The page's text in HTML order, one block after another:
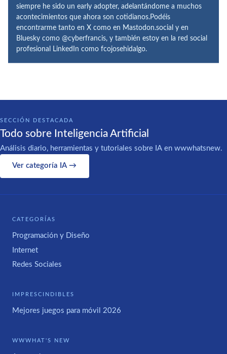
siempre he sido un early adopter, adelantándome a muchos
acontecimientos que ahora son cotidianos.Podéis
encontrarme tanto en X como en Mastodon.social y en
Bluesky como @cyberfrancis, y también estoy en la red social
profesional LinkedIn como fcojosehidalgo.
SECCIÓN DESTACADA
Todo sobre Inteligencia Artificial
Análisis diario, herramientas y tutoriales sobre IA en wwwhatsnew.
Ver categoría IA →
CATEGORÍAS
Programación y Diseño
Internet
Redes Sociales
IMPRESCINDIBLES
Mejores juegos para móvil 2026
WWWHAT'S NEW